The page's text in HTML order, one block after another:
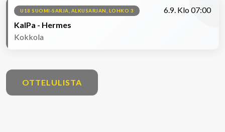
U18 SUOMI-SARJA, ALKUSARJAN, LOHKO 3
6.9. Klo 07:00
KalPa - Hermes
Kokkola
OTTELULISTA